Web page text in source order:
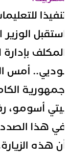
الوزير
بإدارة
أمس
أسومو،
هذا الصدد،
هذه